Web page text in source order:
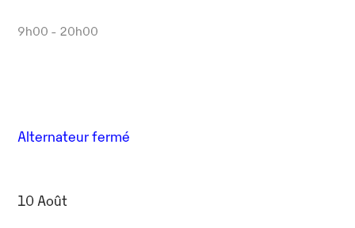
9h00 - 20h00
Alternateur fermé
10 Août